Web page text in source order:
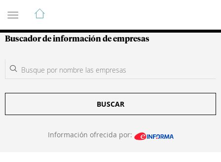
Guía de Empresas Colombianas
Buscador de información de empresas
BUSCAR
Información ofrecida por: